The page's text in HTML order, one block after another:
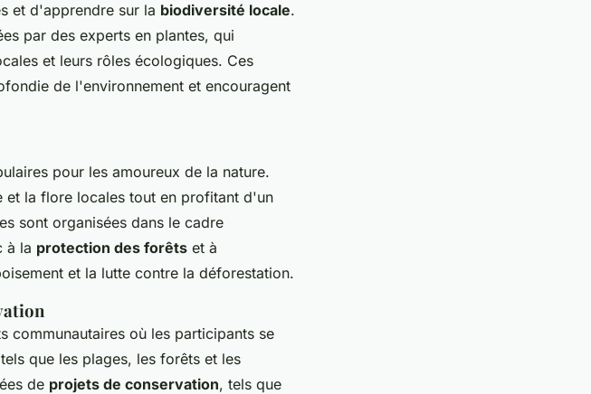
et d'apprendre sur la biodiversité locale.
par des experts en plantes, qui
et leurs rôles écologiques. Ces
de l'environnement et encouragent
pour les amoureux de la nature.
et la flore locales tout en profitant d'un
sont organisées dans le cadre
à la protection des forêts et à
et la lutte contre la déforestation.
communautaires où les participants se
que les plages, les forêts et les
de projets de conservation, tels que